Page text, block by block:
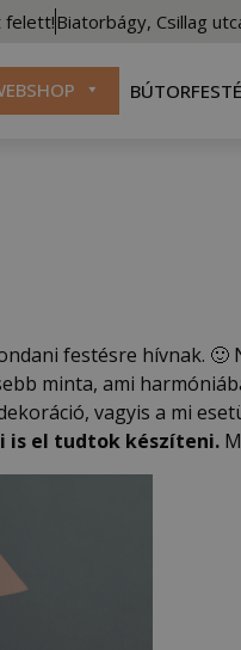
felett!Biatorbágy, Csillag
festésre hívnak. 🙂
minta, ami
vagyis a mi
is el tudtok készíteni.